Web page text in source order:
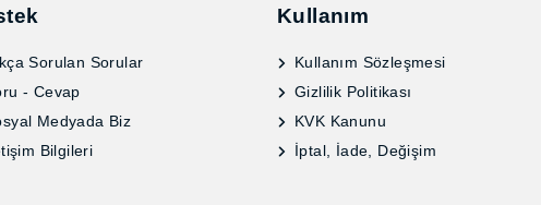
Sorulan Sorular
- Cevap
Medyada Biz
Kullanım Sözleşmesi
Gizlilik Politikası
KVK Kanunu